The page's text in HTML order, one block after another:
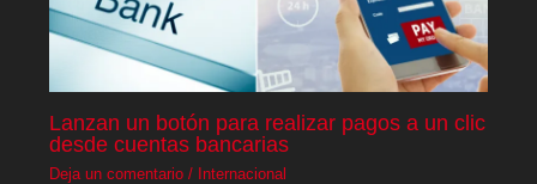
Lanzan un botón para realizar pagos a un clic
desde cuentas bancarias
Deja un comentario / Internacional